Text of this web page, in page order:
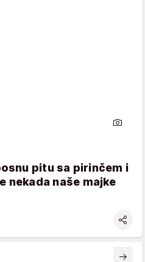
pitu sa pirinčem i
nekada naše majke